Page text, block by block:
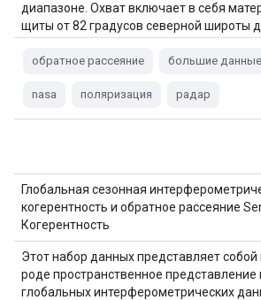
диапазоне. Охват включает в себя
щиты от 82 градусов северной широты
многовременных…
обратное рассеяние большие
nasa поляризация радар
Глобальная сезонная
когерентность и обратное рассеяние
Когерентность
Этот набор данных представляет
роде пространственное
глобальных интерферометрических